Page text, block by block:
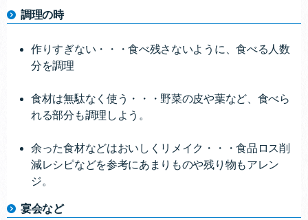
調理の時
作りすぎない・・・食べ残さないように、食べる人数
分を調理
食材は無駄なく使う・・・野菜の皮や葉など、食べら
れる部分も調理しよう。
余った食材などはおいしくリメイク・・・食品ロス削
減レシピなどを参考にあまりものや残り物もアレン
ジ。
宴会など